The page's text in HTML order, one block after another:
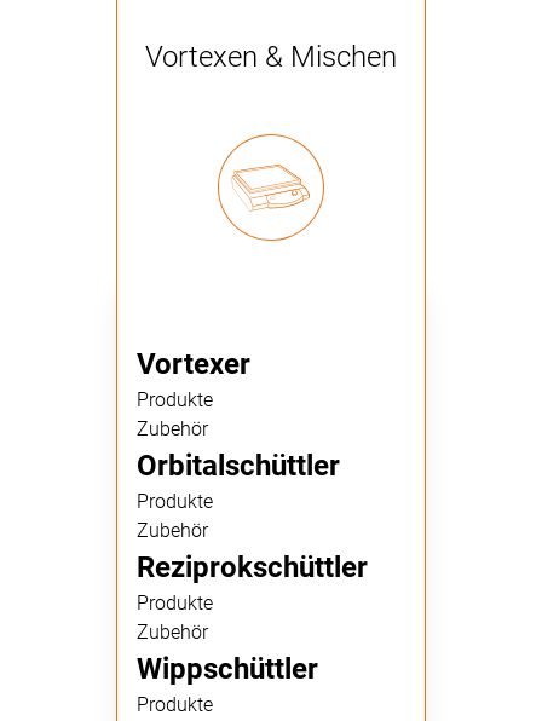
Vortexen & Mischen
Vortexer
Produkte
Zubehör
Orbitalschüttler
Produkte
Zubehör
Reziprokschüttler
Produkte
Zubehör
Wippschüttler
Produkte